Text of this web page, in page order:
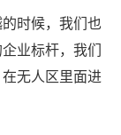
时候，我们也
业标杆，我们
无人区里面进